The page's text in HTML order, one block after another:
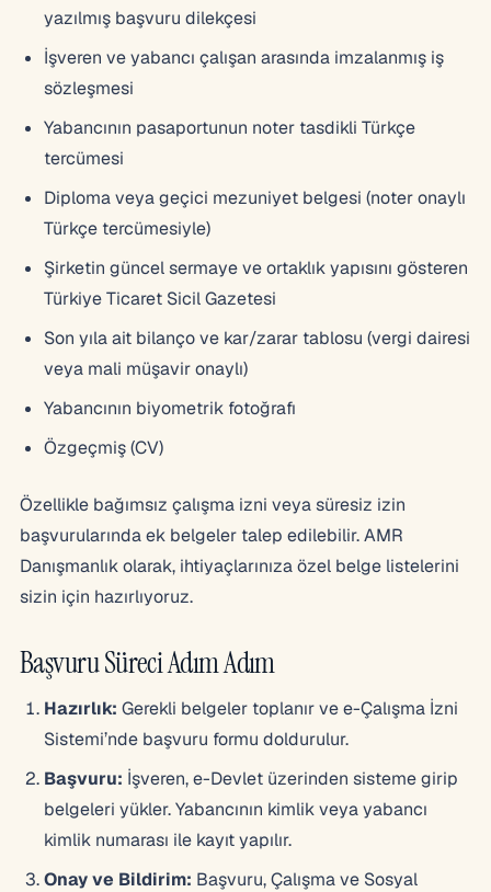
yazılmış başvuru dilekçesi
İşveren ve yabancı çalışan arasında imzalanmış iş
sözleşmesi
Yabancının pasaportunun noter tasdikli Türkçe
tercümesi
Diploma veya geçici mezuniyet belgesi (noter onaylı
Türkçe tercümesiyle)
Şirketin güncel sermaye ve ortaklık yapısını gösteren
Türkiye Ticaret Sicil Gazetesi
Son yıla ait bilanço ve kar/zarar tablosu (vergi dairesi
veya mali müşavir onaylı)
Yabancının biyometrik fotoğrafı
Özgeçmiş (CV)
Özellikle bağımsız çalışma izni veya süresiz izin
başvurularında ek belgeler talep edilebilir. AMR
Danışmanlık olarak, ihtiyaçlarınıza özel belge listelerini
sizin için hazırlıyoruz.
Başvuru Süreci Adım Adım
Hazırlık: Gerekli belgeler toplanır ve e-Çalışma İzni
Sistemi’nde başvuru formu doldurulur.
Başvuru: İşveren, e-Devlet üzerinden sisteme girip
belgeleri yükler. Yabancının kimlik veya yabancı
kimlik numarası ile kayıt yapılır.
Onay ve Bildirim: Başvuru, Çalışma ve Sosyal